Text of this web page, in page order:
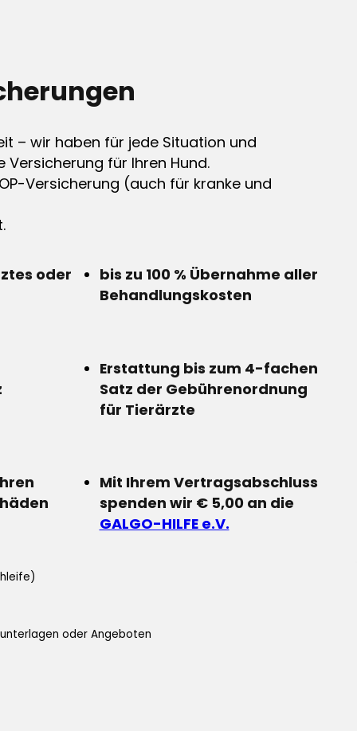
– wir haben für jede Situation und
Versicherung für Ihren Hund.
Versicherung (auch für kranke und
oder
bis zu 100 % Übernahme aller
Behandlungskosten
Erstattung bis zum 4-fachen
Satz der Gebührenordnung
für Tierärzte
Mit Ihrem Vertragsabschluss
spenden wir € 5,00 an die
GALGO-HILFE e.V.
oder Angeboten